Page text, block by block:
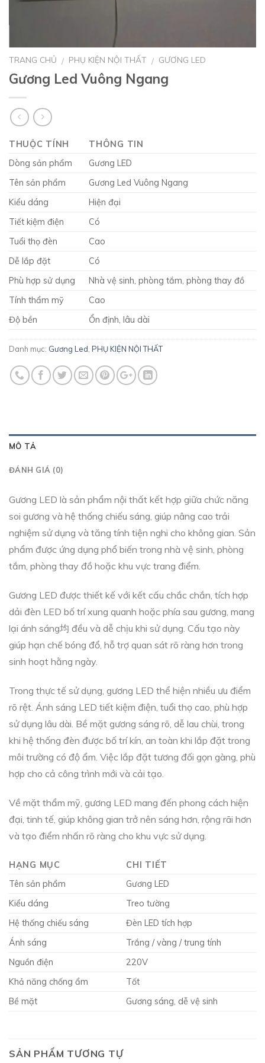
TRANG CHỦ / PHỤ KIỆN NỘI THẤT / GƯƠNG LED
Gương Led Vuông Ngang
THUỘC TÍNH
THÔNG TIN
Dòng sản phẩm
Gương LED
Tên sản phẩm
Gương Led Vuông Ngang
Kiểu dáng
Hiện đại
Tiết kiệm điện
Có
Tuổi thọ đèn
Cao
Dễ lắp đặt
Có
Phù hợp sử dụng
Nhà vệ sinh, phòng tắm, phòng thay đồ
Tính thẩm mỹ
Cao
Độ bền
Ổn định, lâu dài
Danh mục: Gương Led, PHỤ KIỆN NỘI THẤT
MÔ TẢ
ĐÁNH GIÁ (0)
Gương LED là sản phẩm nội thất kết hợp giữa chức năng
soi gương và hệ thống chiếu sáng, giúp nâng cao trải
nghiệm sử dụng và tăng tính tiện nghi cho không gian. Sản
phẩm được ứng dụng phổ biến trong nhà vệ sinh, phòng
tắm, phòng thay đồ hoặc khu vực trang điểm.
Gương LED được thiết kế với kết cấu chắc chắn, tích hợp
dải đèn LED bố trí xung quanh hoặc phía sau gương, mang
lại ánh sáng均 đều và dễ chịu khi sử dụng. Cấu tạo này
giúp hạn chế bóng đổ, hỗ trợ quan sát rõ ràng hơn trong
sinh hoạt hằng ngày.
Trong thực tế sử dụng, gương LED thể hiện nhiều ưu điểm
rõ rệt. Ánh sáng LED tiết kiệm điện, tuổi thọ cao, phù hợp
sử dụng lâu dài. Bề mặt gương sáng rõ, dễ lau chùi, trong
khi hệ thống đèn được bố trí kín, an toàn khi lắp đặt trong
môi trường có độ ẩm. Việc lắp đặt tương đối gọn gàng, phù
hợp cho cả công trình mới và cải tạo.
Về mặt thẩm mỹ, gương LED mang đến phong cách hiện
đại, tinh tế, giúp không gian trở nên sáng hơn, rộng rãi hơn
và tạo điểm nhấn rõ ràng cho khu vực sử dụng.
HẠNG MỤC
CHI TIẾT
Tên sản phẩm
Gương LED
Kiểu dáng
Treo tường
Hệ thống chiếu sáng
Đèn LED tích hợp
Ánh sáng
Trắng / vàng / trung tính
Nguồn điện
220V
Khả năng chống ẩm
Tốt
Bề mặt
Gương sáng, dễ vệ sinh
SẢN PHẨM TƯƠNG TỰ